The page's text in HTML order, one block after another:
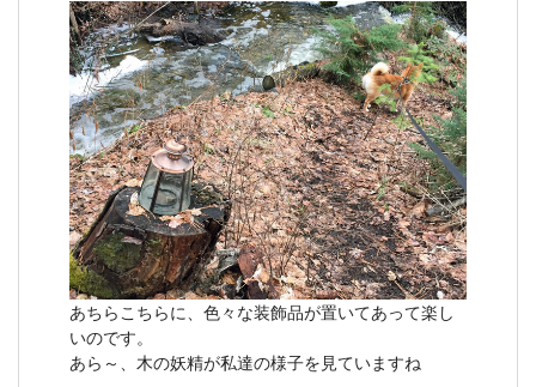
あちらこちらに、色々な装飾品が置いてあって楽し
いのです。
あら～、木の妖精が私達の様子を見ていますね